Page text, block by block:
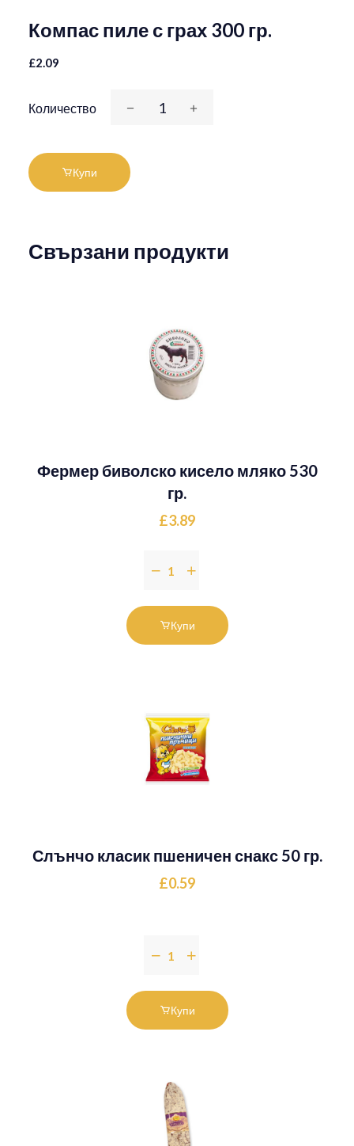
Компас пиле с грах 300 гр.
£2.09
Количество
Купи
Свързани продукти
Фермер биволско кисело мляко 530
гр.
£3.89
Купи
Слънчо класик пшеничен снакс 50 гр.
£0.59
Купи